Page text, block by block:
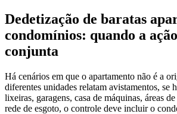
Dedetização de baratas
condomínios: quando a
conjunta
Há cenários em que o apartamento não é a
diferentes unidades relatam avistamentos, se
lixeiras, garagens, casa de máquinas, áreas
rede de esgoto, o controle deve incluir o